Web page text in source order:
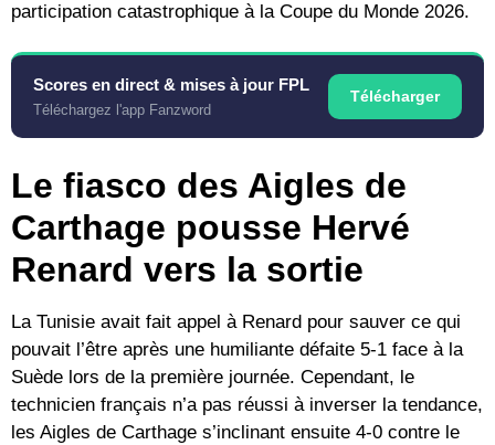
participation catastrophique à la Coupe du Monde 2026.
Scores en direct & mises à jour FPL
Téléchargez l'app Fanzword
Télécharger
Le fiasco des Aigles de
Carthage pousse Hervé
Renard vers la sortie
La Tunisie avait fait appel à Renard pour sauver ce qui
pouvait l’être après une humiliante défaite 5-1 face à la
Suède lors de la première journée. Cependant, le
technicien français n’a pas réussi à inverser la tendance,
les Aigles de Carthage s’inclinant ensuite 4-0 contre le